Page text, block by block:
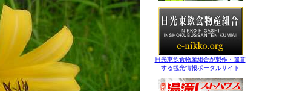
日光東飲食物産組合が製作・運営
する観光情報ポータルサイト